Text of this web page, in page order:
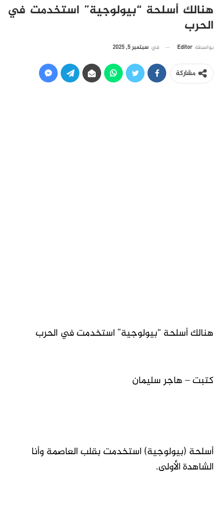
هنالك أسلحة “بيولوجية” استخدمت في
الحرب
بواسطة Editor في سبتمبر 5, 2025
مشاركة
هنالك أسلحة “بيولوجية” استخدمت في الحرب
كتبت – هاجر سليمان
أسلحة (بيولوجية) استخدمت بقلب العاصمة وأنا
الشاهدة الأولى.